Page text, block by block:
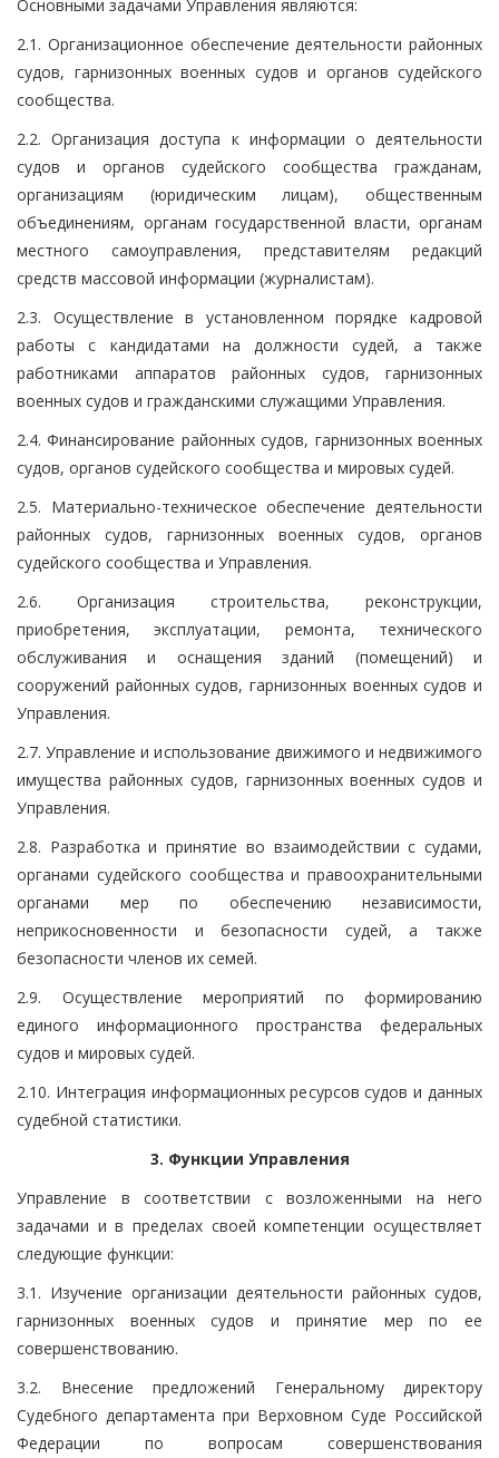
Основными задачами Управления являются:
2.1. Организационное обеспечение деятельности районных
судов, гарнизонных военных судов и органов судейского
сообщества.
2.2. Организация доступа к информации о деятельности
судов и органов судейского сообщества гражданам,
организациям (юридическим лицам), общественным
объединениям, органам государственной власти, органам
местного самоуправления, представителям редакций
средств массовой информации (журналистам).
2.3. Осуществление в установленном порядке кадровой
работы с кандидатами на должности судей, а также
работниками аппаратов районных судов, гарнизонных
военных судов и гражданскими служащими Управления.
2.4. Финансирование районных судов, гарнизонных военных
судов, органов судейского сообщества и мировых судей.
2.5. Материально-техническое обеспечение деятельности
районных судов, гарнизонных военных судов, органов
судейского сообщества и Управления.
2.6. Организация строительства, реконструкции,
приобретения, эксплуатации, ремонта, технического
обслуживания и оснащения зданий (помещений) и
сооружений районных судов, гарнизонных военных судов и
Управления.
2.7. Управление и использование движимого и недвижимого
имущества районных судов, гарнизонных военных судов и
Управления.
2.8. Разработка и принятие во взаимодействии с судами,
органами судейского сообщества и правоохранительными
органами мер по обеспечению независимости,
неприкосновенности и безопасности судей, а также
безопасности членов их семей.
2.9. Осуществление мероприятий по формированию
единого информационного пространства федеральных
судов и мировых судей.
2.10. Интеграция информационных ресурсов судов и данных
судебной статистики.
3. Функции Управления
Управление в соответствии с возложенными на него
задачами и в пределах своей компетенции осуществляет
следующие функции:
3.1. Изучение организации деятельности районных судов,
гарнизонных военных судов и принятие мер по ее
совершенствованию.
3.2. Внесение предложений Генеральному директору
Судебного департамента при Верховном Суде Российской
Федерации по вопросам совершенствования